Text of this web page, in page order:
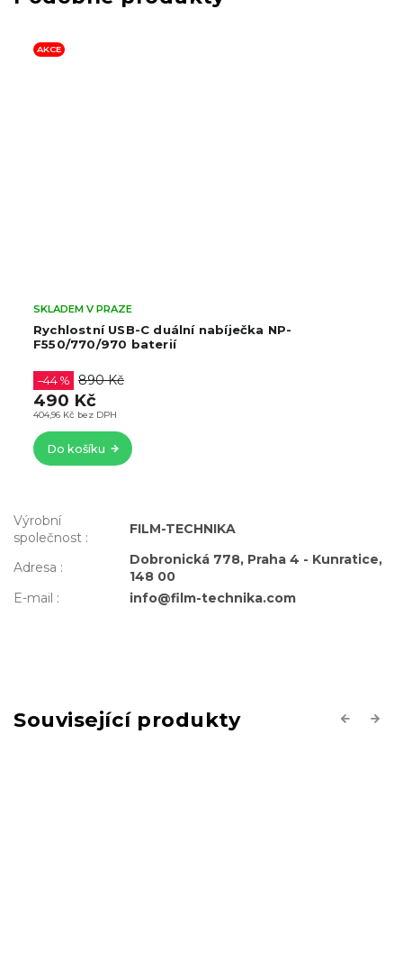
AKCE
Rychlostní USB-C duální nabíječka NP-
F550/770/970 baterií
SKLADEM V PRAZE
404,96 Kč bez DPH
–44 % 890 Kč
490 Kč
Do košíku
Výrobní
společnost :
FILM-TECHNIKA
Adresa :
Dobronická 778, Praha 4 - Kunratice,
148 00
E-mail : info@film-technika.com
Související produkty Previous
Next